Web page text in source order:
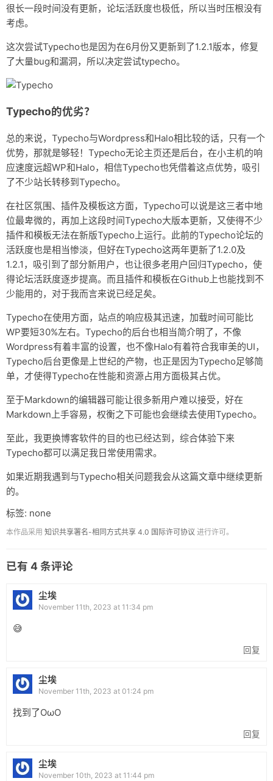
很长一段时间没有更新，论坛活跃度也极低，所以当时压根没有
考虑。
这次尝试Typecho也是因为在6月份又更新到了1.2.1版本，修复
了大量bug和漏洞，所以决定尝试typecho。
Typecho的优劣？
总的来说，Typecho与Wordpress和Halo相比较的话，只有一个
优势，那就是够轻！Typecho无论主页还是后台，在小主机的响
应速度远超WP和Halo，相信Typecho也凭借着这点优势，吸引
了不少站长转移到Typecho。
在社区氛围、插件及模板这方面，Typecho可以说是这三者中地
位最卑微的，再加上这段时间Typecho大版本更新，又使得不少
插件和模板无法在新版Typecho上运行。此前的Typecho论坛的
活跃度也是相当惨淡，但好在Typecho这两年更新了1.2.0及
1.2.1，吸引到了部分新用户，也让很多老用户回归Typecho，使
得论坛活跃度逐步提高。而且插件和模板在Github上也能找到不
少能用的，对于我而言来说已经足矣。
Typecho在使用方面，站点的响应极其迅速，加载时间可能比
WP要短30%左右。Typecho的后台也相当简介明了，不像
Wordpress有着丰富的设置，也不像Halo有着符合我审美的UI，
Typecho后台更像是上世纪的产物，也正是因为Typecho足够简
单，才使得Typecho在性能和资源占用方面极其占优。
至于Markdown的编辑器可能让很多新用户难以接受，好在
Markdown上手容易，权衡之下可能也会继续去使用Typecho。
至此，我更换博客软件的目的也已经达到，综合体验下来
Typecho都可以满足我日常使用需求。
如果近期我遇到与Typecho相关问题我会从这篇文章中继续更新
的。
标签: none
本作品采用 知识共享署名-相同方式共享 4.0 国际许可协议 进行许可。
已有 4 条评论
尘埃
November 11th, 2023 at 11:34 pm
😅
回复
尘埃
November 11th, 2023 at 01:24 pm
找到了OωO
回复
尘埃
November 10th, 2023 at 11:44 pm